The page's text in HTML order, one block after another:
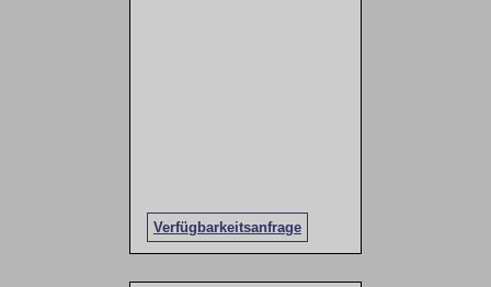
Verfügbarkeitsanfrage